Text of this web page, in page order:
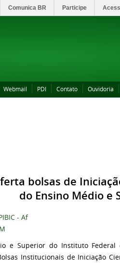
Comunica BR Participe
Webmail PDI Contato Ouvidoria
bolsas de
do Ensino Médio e
- Af
e Superior do Instituto Federal
Institucionais de Iniciação